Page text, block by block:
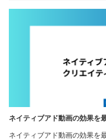
ネイティブアド動画の効果を
ネイティブアド動画の効果を